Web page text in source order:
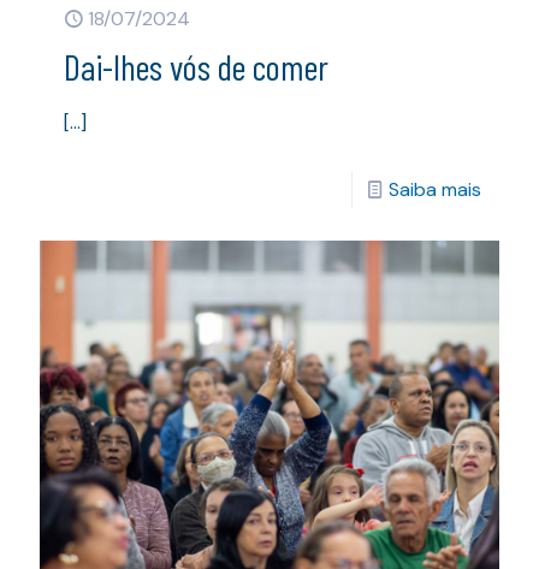
18/07/2024
Dai-lhes vós de comer
[…]
Saiba mais